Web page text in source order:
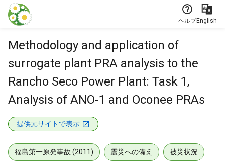
本文に飛ぶ
ヘルプEnglish
Methodology and application of
surrogate plant PRA analysis to the
Rancho Seco Power Plant: Task 1,
Analysis of ANO-1 and Oconee PRAs
提供元サイトで表示
福島第一原発事故 (2011) 震災への備え 被災状況